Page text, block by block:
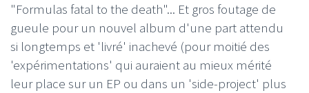
"Formulas fatal to the death"... Et gros foutage de
gueule pour un nouvel album d'une part attendu
si longtemps et 'livré' inachevé (pour moitié des
'expérimentations' qui auraient au mieux mérité
leur place sur un EP ou dans un 'side-project' plus